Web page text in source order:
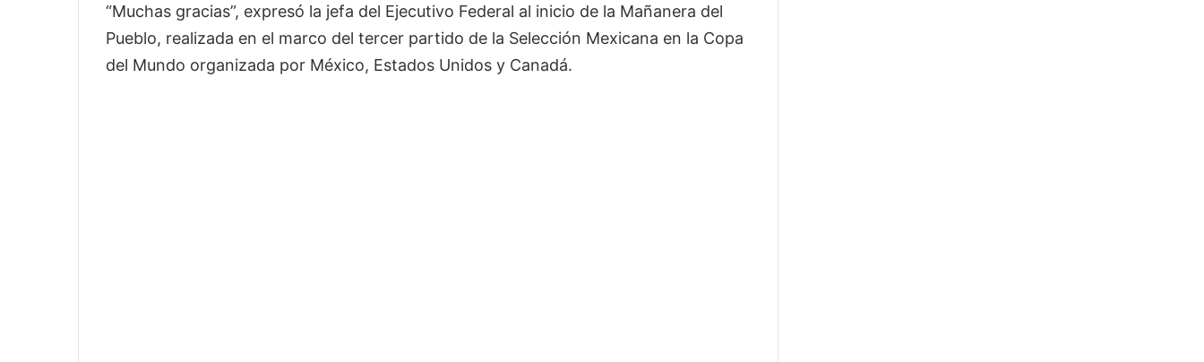
“Muchas gracias”, expresó la jefa del Ejecutivo Federal al inicio de la Mañanera del
Pueblo, realizada en el marco del tercer partido de la Selección Mexicana en la Copa
del Mundo organizada por México, Estados Unidos y Canadá.